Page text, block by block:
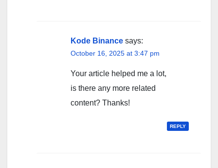
Kode Binance says:
October 16, 2025 at 3:47 pm
Your article helped me a lot,
is there any more related
content? Thanks!
REPLY